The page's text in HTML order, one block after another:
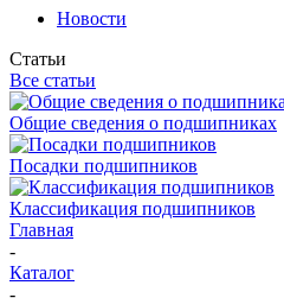
Новости
Статьи
Все статьи
Общие сведения о подшипниках
Посадки подшипников
Классификация подшипников
Главная
-
Каталог
-